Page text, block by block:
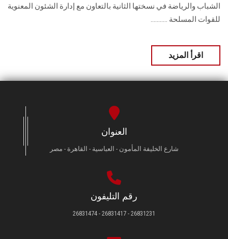
الشباب والرياضة في نسختها الثانية بالتعاون مع ‏إدارة الشئون المعنوية
للقوات المسلحة ...........
اقرأ المزيد
العنوان
شارع الخليفة المأمون - العباسية - القاهرة - مصر
رقم التليفون
26831231 - 26831417 - 26831474